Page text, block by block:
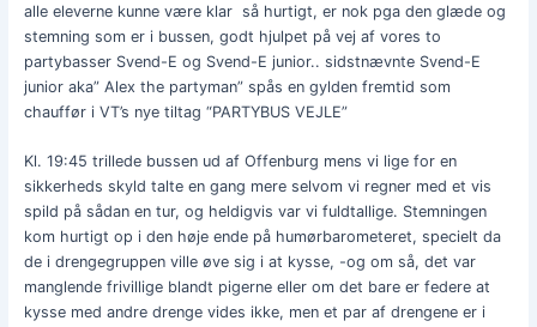
alle eleverne kunne være klar så hurtigt, er nok pga den glæde og
stemning som er i bussen, godt hjulpet på vej af vores to
partybasser Svend-E og Svend-E junior.. sidstnævnte Svend-E
junior aka” Alex the partyman” spås en gylden fremtid som
chauffør i VT’s nye tiltag “PARTYBUS VEJLE”
Kl. 19:45 trillede bussen ud af Offenburg mens vi lige for en
sikkerheds skyld talte en gang mere selvom vi regner med et vis
spild på sådan en tur, og heldigvis var vi fuldtallige. Stemningen
kom hurtigt op i den høje ende på humørbarometeret, specielt da
de i drengegruppen ville øve sig i at kysse, -og om så, det var
manglende frivillige blandt pigerne eller om det bare er federe at
kysse med andre drenge vides ikke, men et par af drengene er i